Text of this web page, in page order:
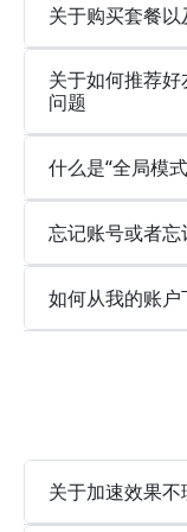
关于购买套餐
关于如何推荐
问题
什么是“全局模
忘记账号或者忘
如何从我的账户
关于加速效果